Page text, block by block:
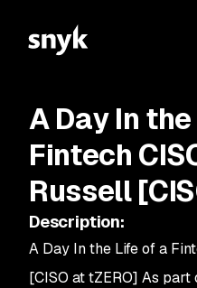
A Day In
Fintech
Russell
Description:
A Day In the Life of a
[CISO at tZERO] As part